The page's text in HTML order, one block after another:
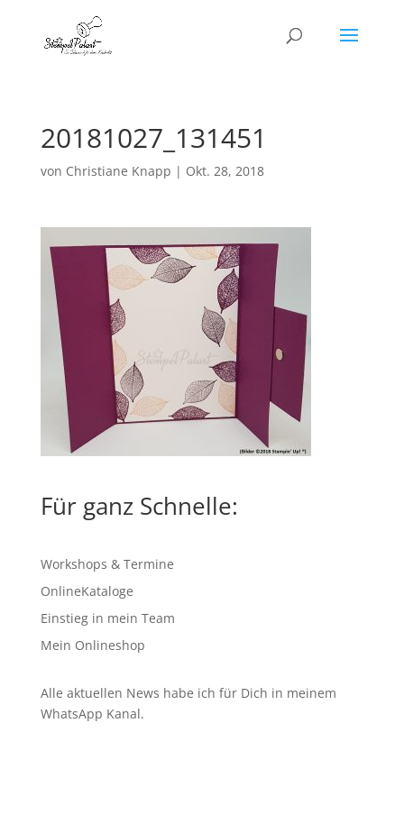
20181027_131451
von Christiane Knapp | Okt. 28, 2018
Für ganz Schnelle:
Workshops & Termine
OnlineKataloge
Einstieg in mein Team
Mein Onlineshop
Alle aktuellen News habe ich für Dich in meinem
WhatsApp Kanal.